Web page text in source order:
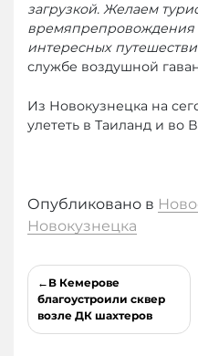
загрузкой. Желаем
времяпрепровождения
интересных
службе воздушной
Из Новокузнецка на
улететь в Таиланд и во
Опубликовано в
Новокузнецка
Навигация
по
записям
В Кемерове
благоустроили сквер
возле ДК шахтеров